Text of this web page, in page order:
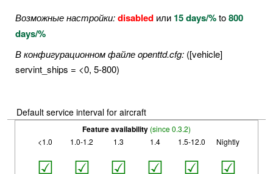
Возможные настройки:disabled или 15 days/%to800
days/%
В конфигурационном файле openttd.cfg: ([vehicle]
servint_ships = <0, 5-800)
Default service interval for aircraft
Feature availability (since 0.3.2)
<1.0
☑
1.0-1.2
☑
1.3
☑
1.4
☑
1.5-12.0
☑
Nightly
☑